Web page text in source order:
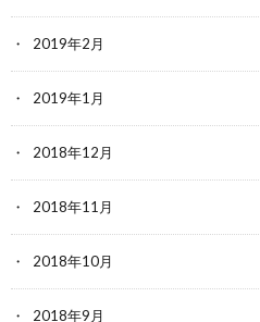
2019年2月
2019年1月
2018年12月
2018年11月
2018年10月
2018年9月